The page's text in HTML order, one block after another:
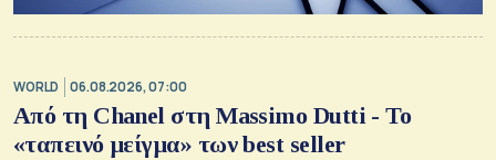
WORLD 06.08.2026, 07:00
Από τη Chanel στη Massimo Dutti - Το
«ταπεινό μείγμα» των best seller